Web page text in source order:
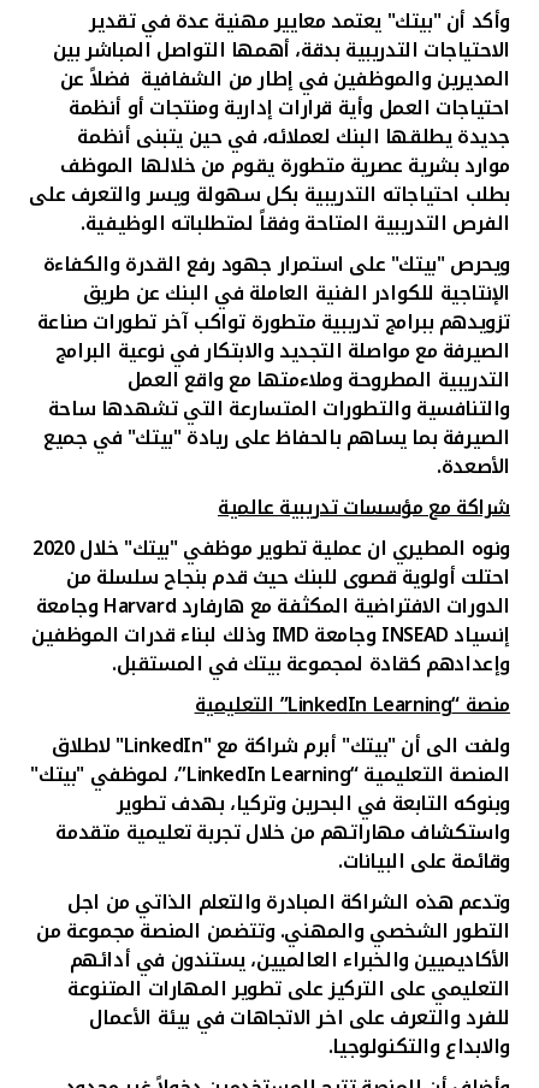
وأكد أن "بيتك" يعتمد معايير مهنية عدة في تقدير
الاحتياجات التدريبية بدقة، أهمها التواصل المباشر بين
المديرين والموظفين في إطار من الشفافية فضلاً عن
احتياجات العمل وأية قرارات إدارية ومنتجات أو أنظمة
جديدة يطلقها البنك لعملائه، في حين يتبنى أنظمة
موارد بشرية عصرية متطورة يقوم من خلالها الموظف
بطلب احتياجاته التدريبية بكل سهولة ويسر والتعرف على
الفرص التدريبية المتاحة وفقاً لمتطلباته الوظيفية.
ويحرص "بيتك" على استمرار جهود رفع القدرة والكفاءة
الإنتاجية للكوادر الفنية العاملة في البنك عن طريق
تزويدهم ببرامج تدريبية متطورة تواكب آخر تطورات صناعة
الصيرفة مع مواصلة التجديد والابتكار في نوعية البرامج
التدريبية المطروحة وملاءمتها مع واقع العمل
والتنافسية والتطورات المتسارعة التي تشهدها ساحة
الصيرفة بما يساهم بالحفاظ على ريادة "بيتك" في جميع
الأصعدة.
شراكة مع مؤسسات تدريبية عالمية
ونوه المطيري ان عملية تطوير موظفي "بيتك" خلال 2020
احتلت أولوية قصوى للبنك حيث قدم بنجاح سلسلة من
الدورات الافتراضية المكثفة مع هارفاردHarvardوجامعة
إنسياد وجامعة وذلك لبناء قدرات الموظفين
وإعدادهم كقادة لمجموعة بيتك في المستقبل.
منصة “LinkedIn Learning” التعليمية
ولفت الى أن "بيتك" أبرم شراكة مع"LinkedIn" لاطلاق
المنصة التعليمية“LinkedIn Learning” ، لموظفي"بيتك"
وبنوكه التابعة في البحرين وتركيا، بهدف تطوير
واستكشاف مهاراتهم من خلال تجربة تعليمية متقدمة
وقائمة على البيانات.
وتدعم هذه الشراكة المبادرة والتعلم الذاتي من اجل
التطور الشخصي والمهني. وتتضمن المنصة مجموعة من
الأكاديميين والخبراء العالميين، يستندون في أدائهم
التعليمي على التركيز على تطوير المهارات المتنوعة
للفرد والتعرف على اخر الاتجاهات في بيئة الأعمال
والابداع والتكنولوجيا.